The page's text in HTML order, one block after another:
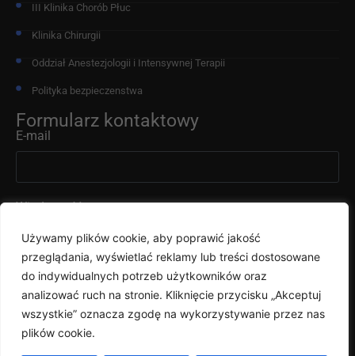
Używamy plików cookie, aby poprawić jakość
przeglądania, wyświetlać reklamy lub treści dostosowane
do indywidualnych potrzeb użytkowników oraz
analizować ruch na stronie. Kliknięcie przycisku „Akceptuj
wszystkie” oznacza zgodę na wykorzystywanie przez nas
plików cookie.
III Klinika Chorób Płuc
Klinika Chirurgii
Oddział Anestezjologii i Intensywnej Terapii
Polityka bezpieczenstwa
Formularz kontaktowy
E-mail
Wiadomość